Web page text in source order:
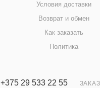
Условия доставки
Возврат и обмен
Как заказать
Политика
+375 29 533 22 55